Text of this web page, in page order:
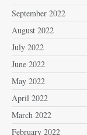
September 2022
August 2022
July 2022
June 2022
May 2022
April 2022
March 2022
February 2022